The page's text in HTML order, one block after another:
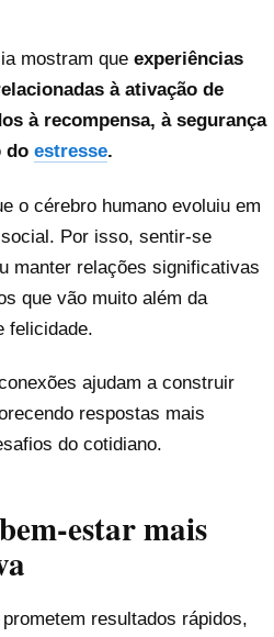
mostram que experiências
à ativação de
à recompensa, à segurança
do estresse.
o cérebro humano evoluiu em
Por isso, sentir-se
manter relações significativas
que vão muito além da
felicidade.
ajudam a construir
respostas mais
do cotidiano.
estar mais
resultados rápidos,